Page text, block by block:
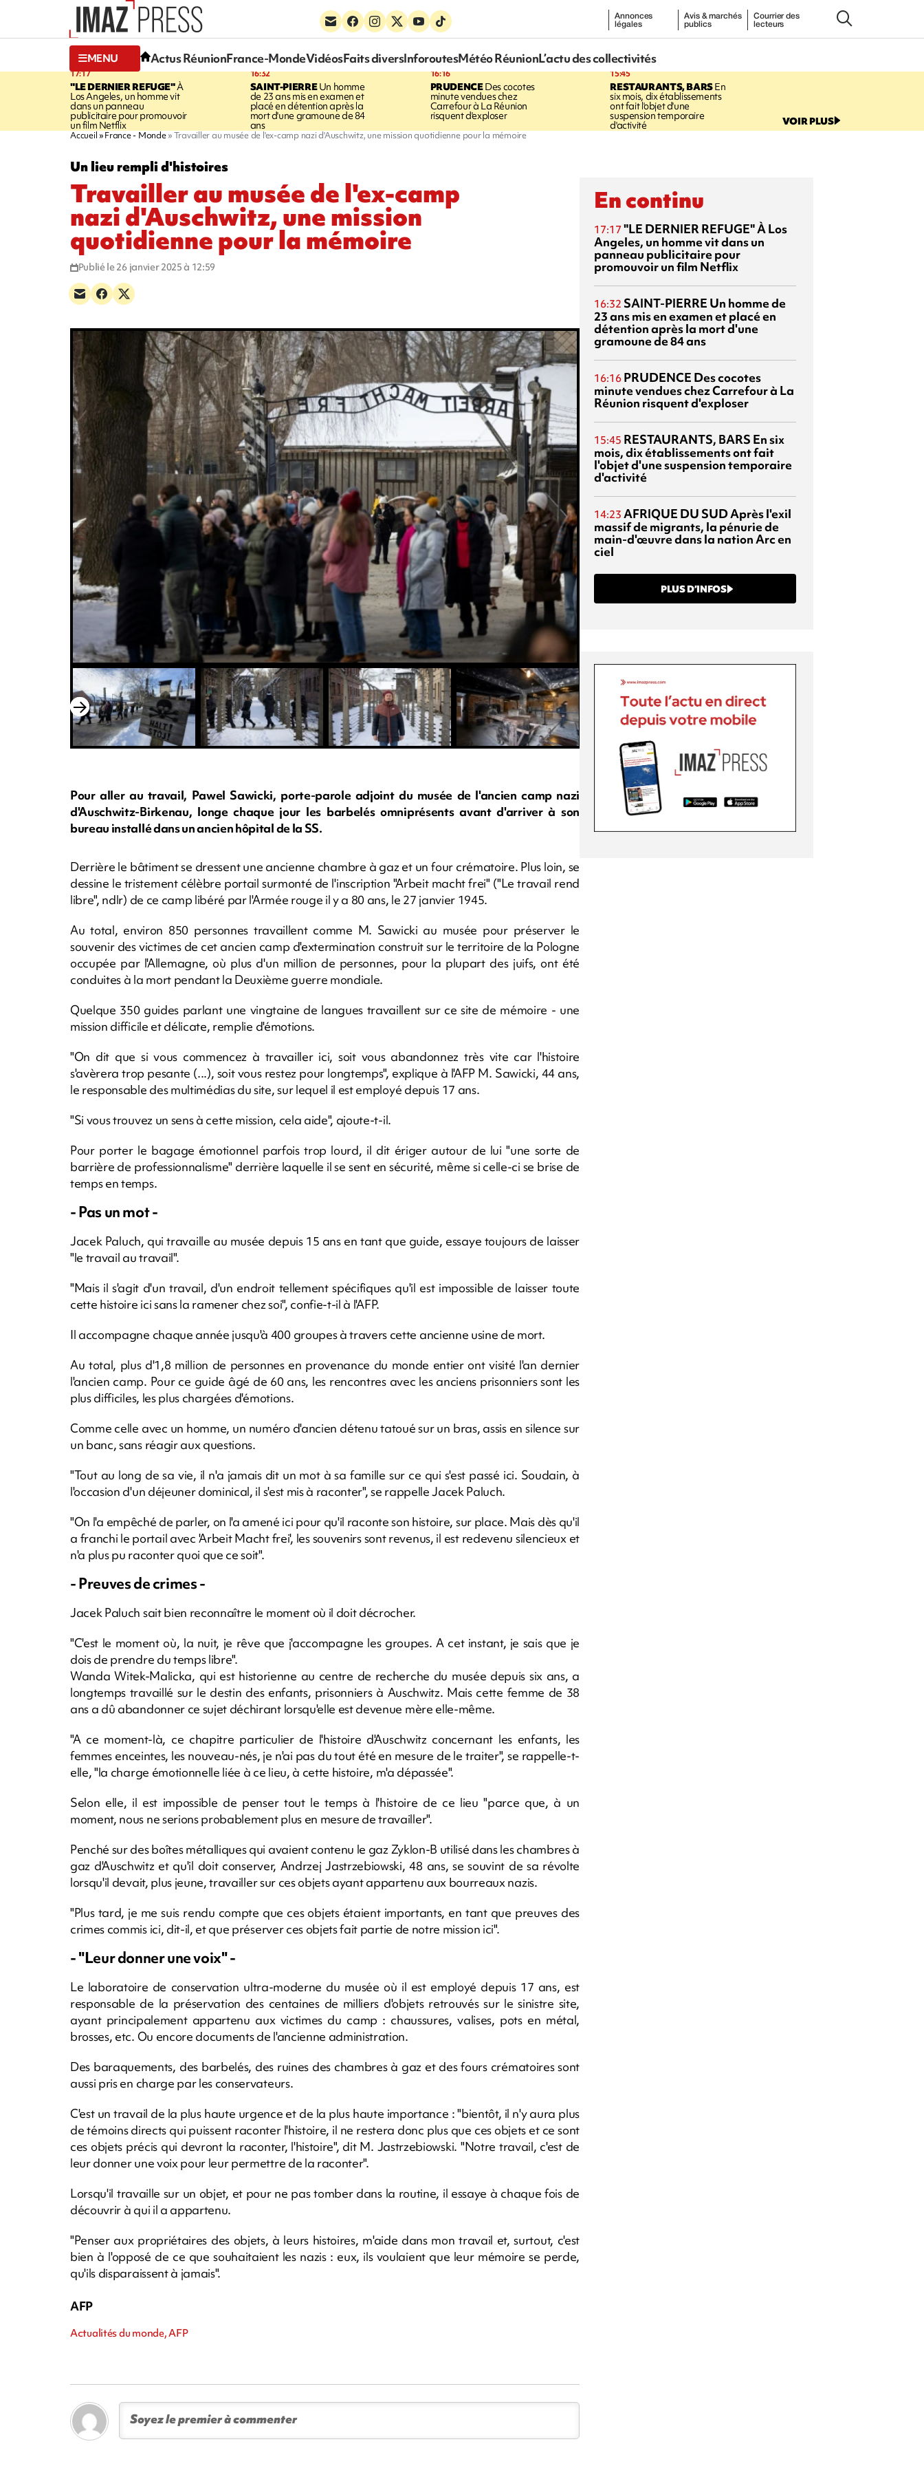
Annonces
légales
Avis & marchés
publics
Courrier des
lecteurs
MENU Actus RéunionFrance-MondeVidéosFaits diversInforoutesMétéo RéunionL’actu des collectivités
17:17
"LE DERNIER REFUGE"À
Los Angeles, un homme vit
dans un panneau
publicitaire pour promouvoir
un film Netflix
16:32
SAINT-PIERREUn homme
de 23 ans mis en examen et
placé en détention après la
mort d'une gramoune de 84
ans
16:16
PRUDENCEDes cocotes
minute vendues chez
Carrefour à La Réunion
risquent d'exploser
15:45
RESTAURANTS, BARSEn
six mois, dix établissements
ont fait l'objet d'une
suspension temporaire
d'activité VOIR PLUS
Accueil France - Monde Travailler au musée de l'ex-camp nazi d'Auschwitz, une mission quotidienne pour la mémoire
Un lieu rempli d'histoires
Travailler au musée de l'ex-camp
nazi d'Auschwitz, une mission
quotidienne pour la mémoire
Publié le 26 janvier 2025 à 12:59
Pour aller au travail, Pawel Sawicki, porte-parole adjoint du musée de l'ancien camp nazi
d'Auschwitz-Birkenau, longe chaque jour les barbelés omniprésents avant d'arriver à son
bureau installé dans un ancien hôpital de la SS.
Derrière le bâtiment se dressent une ancienne chambre à gaz et un four crématoire. Plus loin, se
dessine le tristement célèbre portail surmonté de l'inscription "Arbeit macht frei" ("Le travail rend
libre", ndlr) de ce camp libéré par l'Armée rouge il y a 80 ans, le 27 janvier 1945.
Au total, environ 850 personnes travaillent comme M. Sawicki au musée pour préserver le
souvenir des victimes de cet ancien camp d'extermination construit sur le territoire de la Pologne
occupée par l'Allemagne, où plus d'un million de personnes, pour la plupart des juifs, ont été
conduites à la mort pendant la Deuxième guerre mondiale.
Quelque 350 guides parlant une vingtaine de langues travaillent sur ce site de mémoire - une
mission difficile et délicate, remplie d'émotions.
"On dit que si vous commencez à travailler ici, soit vous abandonnez très vite car l'histoire
s'avèrera trop pesante (...), soit vous restez pour longtemps", explique à l'AFP M. Sawicki, 44 ans,
le responsable des multimédias du site, sur lequel il est employé depuis 17 ans.
"Si vous trouvez un sens à cette mission, cela aide", ajoute-t-il.
Pour porter le bagage émotionnel parfois trop lourd, il dit ériger autour de lui "une sorte de
barrière de professionnalisme" derrière laquelle il se sent en sécurité, même si celle-ci se brise de
temps en temps.
- Pas un mot -
Jacek Paluch, qui travaille au musée depuis 15 ans en tant que guide, essaye toujours de laisser
"le travail au travail".
"Mais il s'agit d'un travail, d'un endroit tellement spécifiques qu'il est impossible de laisser toute
cette histoire ici sans la ramener chez soi", confie-t-il à l'AFP.
Il accompagne chaque année jusqu'à 400 groupes à travers cette ancienne usine de mort.
Au total, plus d'1,8 million de personnes en provenance du monde entier ont visité l'an dernier
l'ancien camp. Pour ce guide âgé de 60 ans, les rencontres avec les anciens prisonniers sont les
plus difficiles, les plus chargées d'émotions.
Comme celle avec un homme, un numéro d'ancien détenu tatoué sur un bras, assis en silence sur
un banc, sans réagir aux questions.
"Tout au long de sa vie, il n'a jamais dit un mot à sa famille sur ce qui s'est passé ici. Soudain, à
l'occasion d'un déjeuner dominical, il s'est mis à raconter", se rappelle Jacek Paluch.
"On l'a empêché de parler, on l'a amené ici pour qu'il raconte son histoire, sur place. Mais dès qu'il
a franchi le portail avec 'Arbeit Macht frei', les souvenirs sont revenus, il est redevenu silencieux et
n'a plus pu raconter quoi que ce soit".
- Preuves de crimes -
Jacek Paluch sait bien reconnaître le moment où il doit décrocher.
"C'est le moment où, la nuit, je rêve que j'accompagne les groupes. A cet instant, je sais que je
dois de prendre du temps libre".
Wanda Witek-Malicka, qui est historienne au centre de recherche du musée depuis six ans, a
longtemps travaillé sur le destin des enfants, prisonniers à Auschwitz. Mais cette femme de 38
ans a dû abandonner ce sujet déchirant lorsqu'elle est devenue mère elle-même.
"A ce moment-là, ce chapitre particulier de l'histoire d'Auschwitz concernant les enfants, les
femmes enceintes, les nouveau-nés, je n'ai pas du tout été en mesure de le traiter", se rappelle-t-
elle, "la charge émotionnelle liée à ce lieu, à cette histoire, m'a dépassée".
Selon elle, il est impossible de penser tout le temps à l'histoire de ce lieu "parce que, à un
moment, nous ne serions probablement plus en mesure de travailler".
Penché sur des boîtes métalliques qui avaient contenu le gaz Zyklon-B utilisé dans les chambres à
gaz d'Auschwitz et qu'il doit conserver, Andrzej Jastrzebiowski, 48 ans, se souvint de sa révolte
lorsqu'il devait, plus jeune, travailler sur ces objets ayant appartenu aux bourreaux nazis.
"Plus tard, je me suis rendu compte que ces objets étaient importants, en tant que preuves des
crimes commis ici, dit-il, et que préserver ces objets fait partie de notre mission ici".
- "Leur donner une voix" -
Le laboratoire de conservation ultra-moderne du musée où il est employé depuis 17 ans, est
responsable de la préservation des centaines de milliers d'objets retrouvés sur le sinistre site,
ayant principalement appartenu aux victimes du camp : chaussures, valises, pots en métal,
brosses, etc. Ou encore documents de l'ancienne administration.
Des baraquements, des barbelés, des ruines des chambres à gaz et des fours crématoires sont
aussi pris en charge par les conservateurs.
C'est un travail de la plus haute urgence et de la plus haute importance : "bientôt, il n'y aura plus
de témoins directs qui puissent raconter l'histoire, il ne restera donc plus que ces objets et ce sont
ces objets précis qui devront la raconter, l'histoire", dit M. Jastrzebiowski. "Notre travail, c'est de
leur donner une voix pour leur permettre de la raconter".
Lorsqu'il travaille sur un objet, et pour ne pas tomber dans la routine, il essaye à chaque fois de
découvrir à qui il a appartenu.
"Penser aux propriétaires des objets, à leurs histoires, m'aide dans mon travail et, surtout, c'est
bien à l'opposé de ce que souhaitaient les nazis : eux, ils voulaient que leur mémoire se perde,
qu'ils disparaissent à jamais".
AFP
Actualités du monde, AFP
En continu
17:17 "LE DERNIER REFUGE"À Los
Angeles, un homme vit dans un
panneau publicitaire pour
promouvoir un film Netflix
16:32 SAINT-PIERRE Un homme de
23 ans mis en examen et placé en
détention après la mort d'une
gramoune de 84 ans
16:16 PRUDENCE Des cocotes
minute vendues chez Carrefour à La
Réunion risquent d'exploser
15:45 RESTAURANTS, BARS En six
mois, dix établissements ont fait
l'objet d'une suspension temporaire
d'activité
14:23 AFRIQUE DU SUDAprès l'exil
massif de migrants, la pénurie de
main-d'œuvre dans la nation Arc en
ciel
PLUS D’INFOS